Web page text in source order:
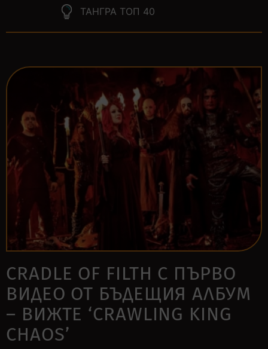
ТАНГРА ТОП 40
CRADLE OF FILTH С ПЪРВО
ВИДЕО ОТ БЪДЕЩИЯ АЛБУМ
– ВИЖТЕ ‘CRAWLING KING
CHAOS’